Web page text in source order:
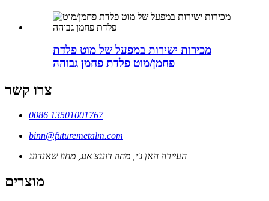
מכירות ישירות במפעל של מוט פלדת
פחמן/מוט פלדת פחמן גבוהה
צרו קשר
0086 13501001767
binn@futuremetalm.com
העיירה האן ג'י, מחוז דונגצ'אנג, מחוז שאנדונג
מוצרים